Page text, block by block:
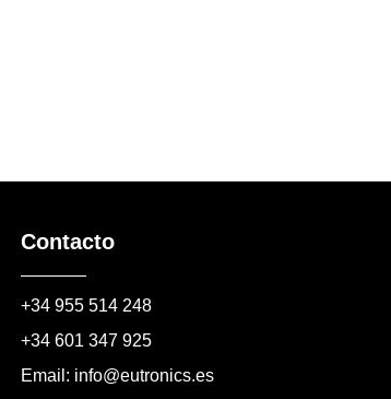
Contacto
+34 955 514 248
+34 601 347 925
Email: info@eutronics.es